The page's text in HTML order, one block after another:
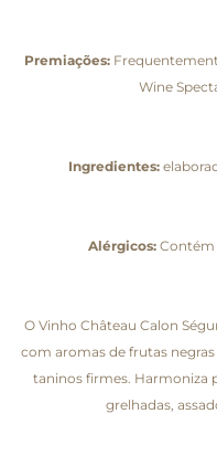
Premiações:
Wine
Ingredientes:
Alérgicos: Contém
O Vinho Château Calon
com aromas de frutas
taninos firmes. Harmoniza
grelhadas,